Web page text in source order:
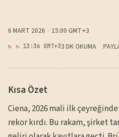
6 MART 2026 15:00 GMT+3
↻ 13:36 GMT+33 DK OKUMA
Kısa Özet
Ciena, 2026 mali ilk
rekor kırdı. Bu rakam, şirket